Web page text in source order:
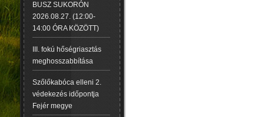
BUSZ SUKORÓN
2026.08.27. (12:00-
14:00 ÓRA KÖZÖTT)
III. fokú hőségriasztás
meghosszabbítása
Szőlőkabóca elleni 2.
védekezés időpontja
Fejér megye